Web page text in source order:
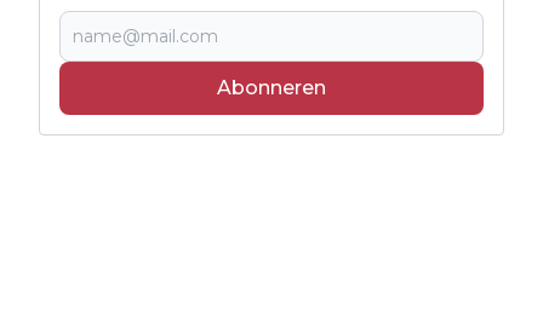
Abonneren